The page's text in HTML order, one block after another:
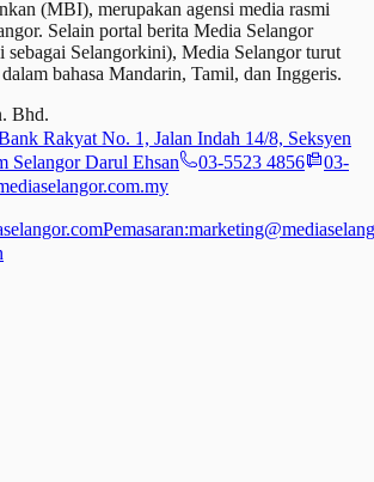
(MBI), merupakan agensi media rasmi
Selain portal berita Media Selangor
sebagai Selangorkini), Media Selangor turut
bahasa Mandarin, Tamil, dan Inggeris.
Bhd.
Rakyat No. 1, Jalan Indah 14/8, Seksyen
Selangor Darul Ehsan
03-5523 4856
03-
Pemasaran: